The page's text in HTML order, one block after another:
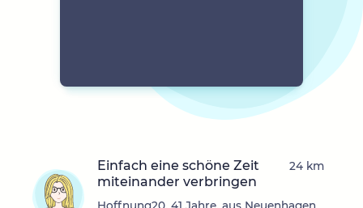
Einfach eine schöne Zeit
miteinander verbringen
24 km